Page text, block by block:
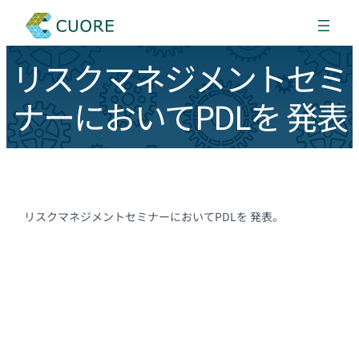
リスクマネジメントセミ
ナーにおいてPDLを 発表
リスクマネジメントセミナーにおいてPDLを 発表。